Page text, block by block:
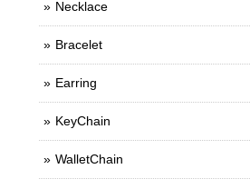
Necklace
Bracelet
Earring
KeyChain
WalletChain